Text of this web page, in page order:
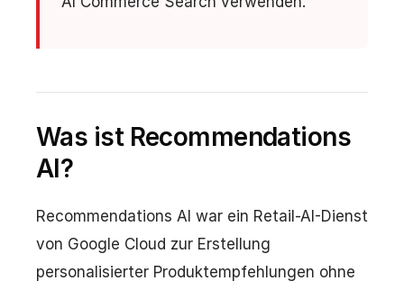
Was ist Recommendations
AI?
Recommendations AI war ein Retail-AI-Dienst
von Google Cloud zur Erstellung
personalisierter Produktempfehlungen ohne